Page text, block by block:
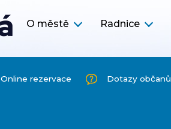
O městě Radnice
Online rezervace Dotazy občanů